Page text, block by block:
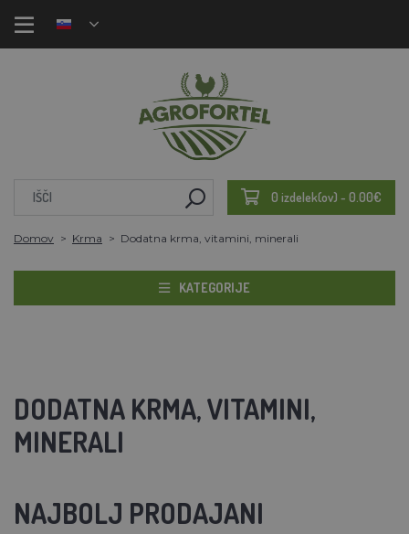
0 izdelek(ov) - 0.00€
Domov Krma Dodatna krma, vitamini, minerali
KATEGORIJE
DODATNA KRMA, VITAMINI,
MINERALI
NAJBOLJ PRODAJANI